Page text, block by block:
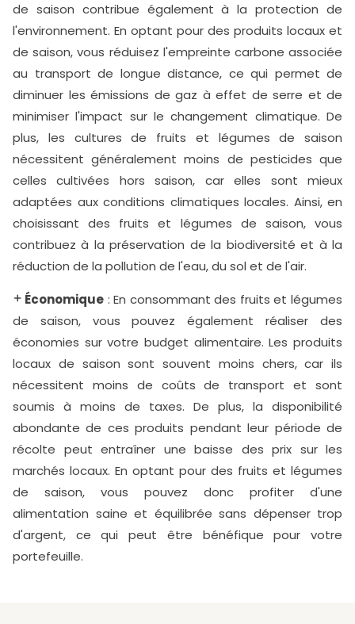
de saison contribue également à la protection de
l'environnement. En optant pour des produits locaux et
de saison, vous réduisez l'empreinte carbone associée
au transport de longue distance, ce qui permet de
diminuer les émissions de gaz à effet de serre et de
minimiser l'impact sur le changement climatique. De
plus, les cultures de fruits et légumes de saison
nécessitent généralement moins de pesticides que
celles cultivées hors saison, car elles sont mieux
adaptées aux conditions climatiques locales. Ainsi, en
choisissant des fruits et légumes de saison, vous
contribuez à la préservation de la biodiversité et à la
réduction de la pollution de l'eau, du sol et de l'air.
Économique : En consommant des fruits et légumes
de saison, vous pouvez également réaliser des
économies sur votre budget alimentaire. Les produits
locaux de saison sont souvent moins chers, car ils
nécessitent moins de coûts de transport et sont
soumis à moins de taxes. De plus, la disponibilité
abondante de ces produits pendant leur période de
récolte peut entraîner une baisse des prix sur les
marchés locaux. En optant pour des fruits et légumes
de saison, vous pouvez donc profiter d'une
alimentation saine et équilibrée sans dépenser trop
d'argent, ce qui peut être bénéfique pour votre
portefeuille.